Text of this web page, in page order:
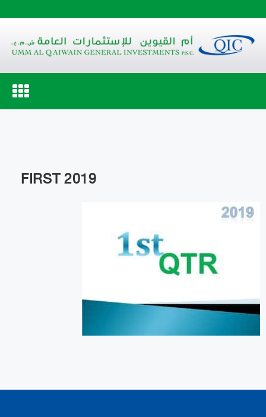
Toggle
navigation
FIRST 2019